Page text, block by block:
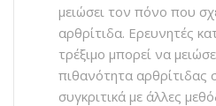
μειώσει τον πόνο που
αρθρίτιδα. Ερευνητές
τρέξιμο μπορεί να
πιθανότητα αρθρίτιδας
συγκριτικά με άλλες